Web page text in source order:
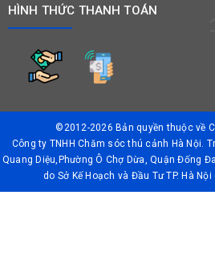
HÌNH THỨC THANH TOÁN
©2012-2026 Bản quyền thuộc về
Công ty TNHH Chăm sóc thú cảnh Hà Nội.
Quang Diệu,Phường Ô Chợ Dừa, Quận Đống
do Sở Kế Hoạch và Đầu Tư TP. Hà